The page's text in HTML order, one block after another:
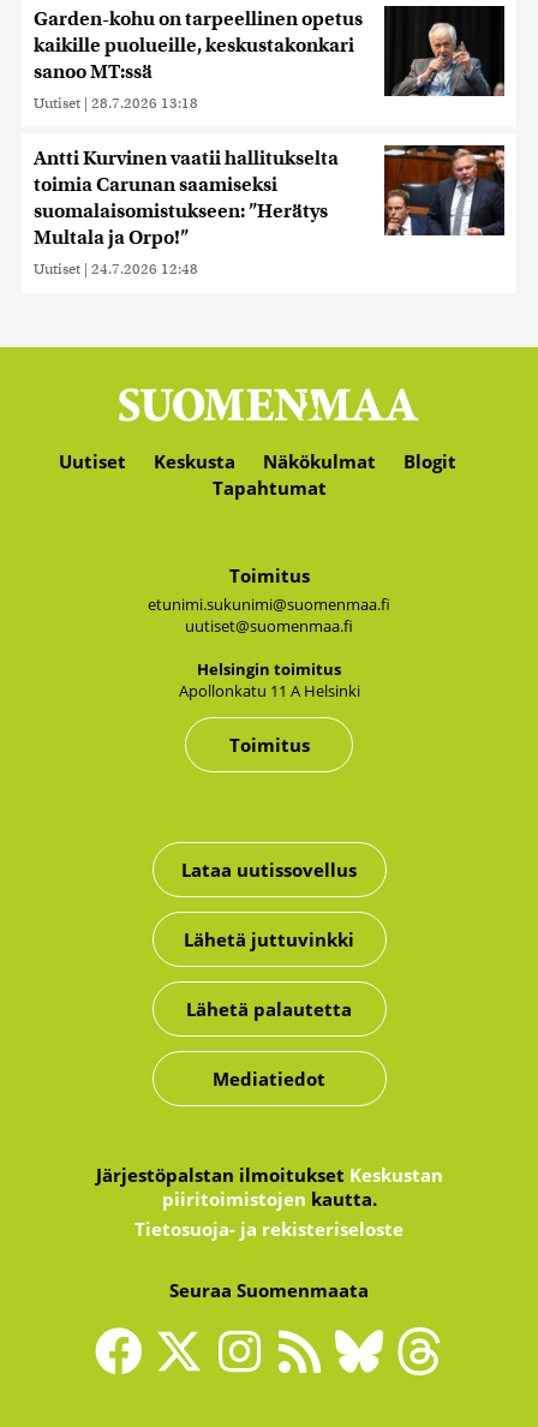
Garden-kohu on tarpeellinen opetus
kaikille puolueille, keskustakonkari
sanoo MT:ssä
Uutiset | 28.7.2026 13:18
Antti Kurvinen vaatii hallitukselta
toimia Carunan saamiseksi
suomalaisomistukseen: ”Herätys
Multala ja Orpo!”
Uutiset | 24.7.2026 12:48
Uutiset Keskusta Näkökulmat
Blogit
Tapahtumat
Toimitus
etunimi.sukunimi@suomenmaa.fi
uutiset@suomenmaa.fi
Hel­sin­gin toi­mi­tus
Apol­lon­ka­tu 11 A Hel­sin­ki
Toimitus
Lataa uutissovellus
Lähetä juttuvinkki
Lähetä palautetta
Mediatiedot
Järjestöpalstan ilmoitukset Keskustan
piiritoimistojen kautta.
Tietosuoja- ja rekisteriseloste
Seuraa Suomenmaata